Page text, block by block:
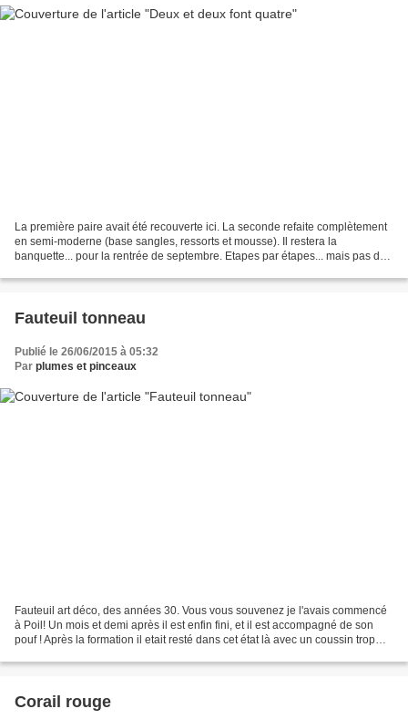
La première paire avait été recouverte ici. La seconde refaite complètement
en semi-moderne (base sangles, ressorts et mousse). Il restera la
banquette... pour la rentrée de septembre. Etapes par étapes... mais pas de
Fauteuil tonneau
Publié le 26/06/2015 à 05:32
Par plumes et pinceaux
Fauteuil art déco, des années 30. Vous vous souvenez je l'avais commencé
à Poil! Un mois et demi après il est enfin fini, et il est accompagné de son
pouf ! Après la formation il etait resté dans cet état là avec un coussin trop
Corail rouge